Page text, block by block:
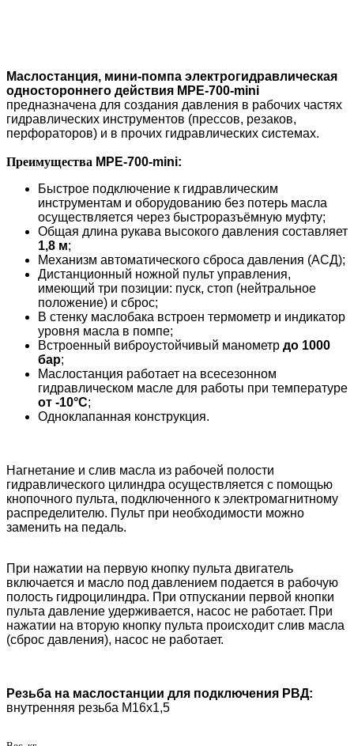
Маслостанция, мини-помпа электрогидравлическая
одностороннего действия MPE-700-mini
предназначена для создания давления в рабочих частях
гидравлических инструментов (прессов, резаков,
перфораторов) и в прочих гидравлических системах.
Преимущества MPE-700-mini:
Быстрое подключение к гидравлическим
инструментам и оборудованию без потерь масла
осуществляется через быстроразъёмную муфту;
Общая длина рукава высокого давления составляет
1,8 м;
Механизм автоматического сброса давления (АСД);
Дистанционный ножной пульт управления,
имеющий три позиции: пуск, стоп (нейтральное
положение) и сброс;
В стенку маслобака встроен термометр и индикатор
уровня маcла в помпе;
Встроенный виброустойчивый манометр до 1000
бар;
Маслостанция работает на всесезонном
гидравлическом масле для работы при температуре
от -10°С;
Одноклапанная конструкция.
Нагнетание и слив масла из рабочей полости
гидравлического цилиндра осуществляется с помощью
кнопочного пульта, подключенного к электромагнитному
распределителю. Пульт при необходимости можно
заменить на педаль.
При нажатии на первую кнопку пульта двигатель
включается и масло под давлением подается в рабочую
полость гидроцилиндра. При отпускании первой кнопки
пульта давление удерживается, насос не работает. При
нажатии на вторую кнопку пульта происходит слив масла
(сброс давления), насос не работает.
Резьба на маслостанции для подключения РВД:
внутренняя резьба М16х1,5